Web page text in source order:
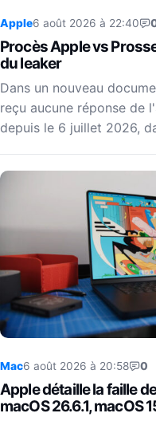
Apple6 août 2026 à 22:40
Procès Apple vs
du leaker
Dans un nouveau
reçu aucune réponse de
depuis le 6 juillet 2026,
Mac6 août 2026 à 20:58 0
Apple détaille la faille
macOS 26.6.1, macOS